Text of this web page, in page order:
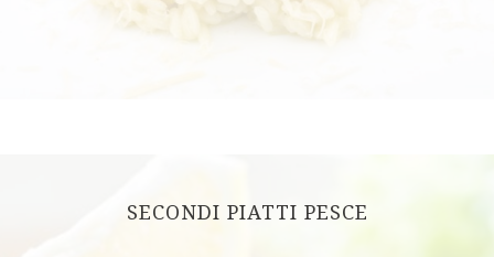
SECONDI PIATTI PESCE